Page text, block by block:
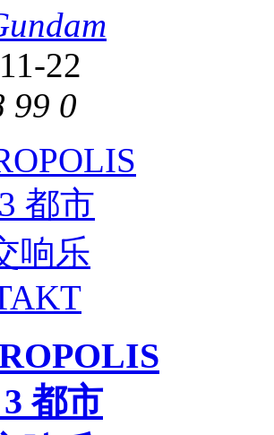
22
99 0
都市